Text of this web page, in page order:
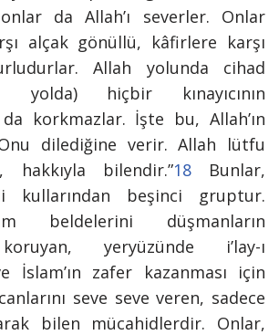
da Allah’ı severler. Onlar
alçak gönüllü, kâfirlere karşı
Allah yolunda cihad
yolda) hiçbir kınayıcının
da korkmazlar. İşte bu, Allah’ın
dilediğine verir. Allah lütfu
hakkıyla bilendir.”18Bunlar,
kullarından beşinci gruptur.
beldelerini düşmanların
yeryüzünde i’lay-ı
İslam’ın zafer kazanması için
seve seve veren, sadece
bilen mücahidlerdir. Onlar,